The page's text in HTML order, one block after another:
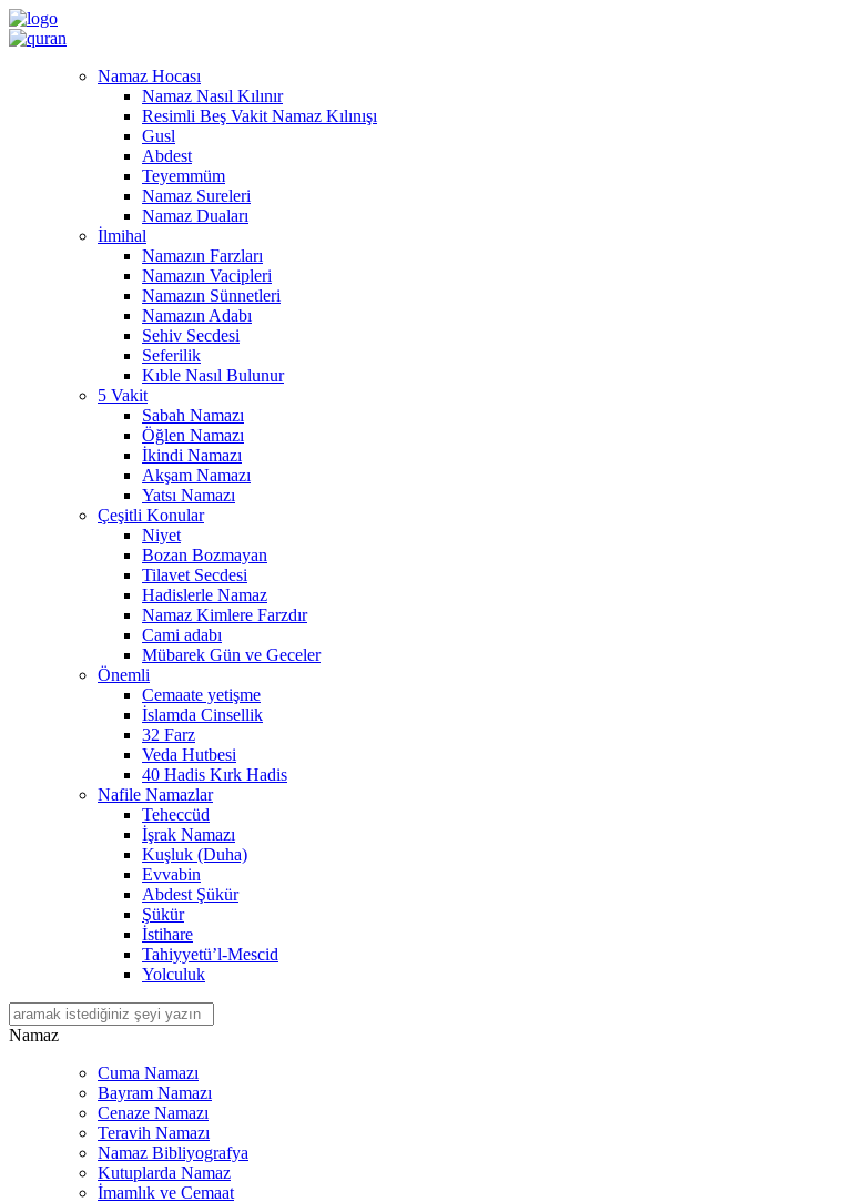
Namaz Hocası
Namaz Nasıl Kılınır
Resimli Beş Vakit Namaz Kılınışı
Gusl
Abdest
Teyemmüm
Namaz Sureleri
Namaz Duaları
İlmihal
Namazın Farzları
Namazın Vacipleri
Namazın Sünnetleri
Namazın Adabı
Sehiv Secdesi
Seferilik
Kıble Nasıl Bulunur
5 Vakit
Sabah Namazı
Öğlen Namazı
İkindi Namazı
Akşam Namazı
Yatsı Namazı
Çeşitli Konular
Niyet
Bozan Bozmayan
Tilavet Secdesi
Hadislerle Namaz
Namaz Kimlere Farzdır
Cami adabı
Mübarek Gün ve Geceler
Önemli
Cemaate yetişme
İslamda Cinsellik
32 Farz
Veda Hutbesi
40 Hadis Kırk Hadis
Nafile Namazlar
Teheccüd
İşrak Namazı
Kuşluk (Duha)
Evvabin
Abdest Şükür
Şükür
İstihare
Tahiyyetü’l-Mescid
Yolculuk
Namaz
Cuma Namazı
Bayram Namazı
Cenaze Namazı
Teravih Namazı
Namaz Bibliyografya
Kutuplarda Namaz
İmamlık ve Cemaat